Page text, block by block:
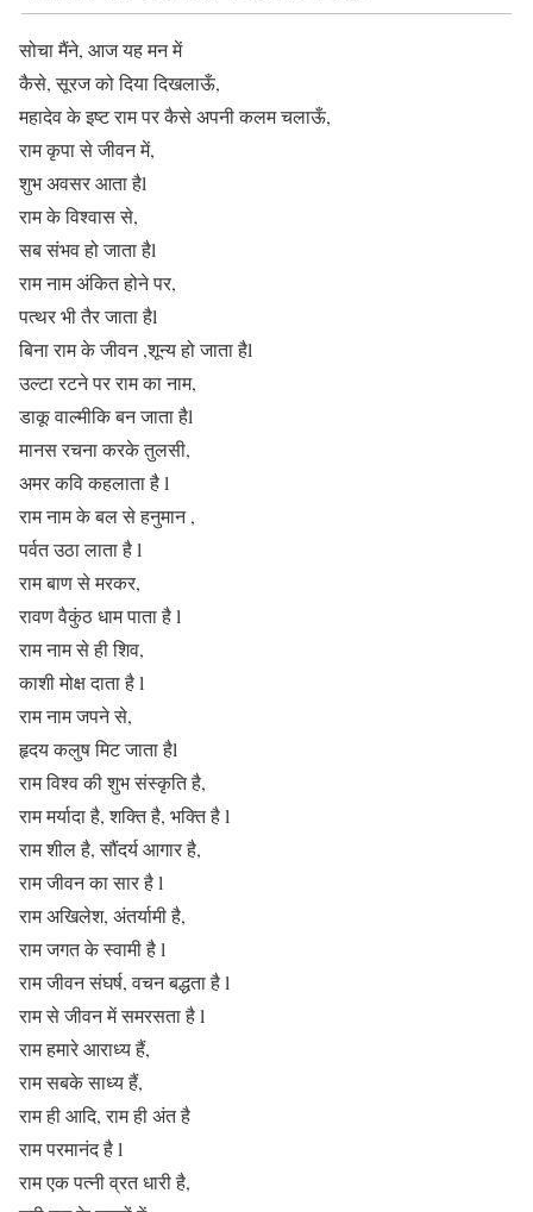
सोचा मैंने, आज यह मन में
कैसे, सूरज को दिया दिखलाऊँ,
महादेव के इष्ट राम पर कैसे अपनी कलम चलाऊँ,
राम कृपा से जीवन में,
शुभ अवसर आता हैl
राम के विश्वास से,
सब संभव हो जाता हैl
राम नाम अंकित होने पर,
पत्थर भी तैर जाता हैl
बिना राम के जीवन ,शून्य हो जाता हैl
उल्टा रटने पर राम का नाम,
डाकू वाल्मीकि बन जाता हैl
मानस रचना करके तुलसी,
अमर कवि कहलाता है l
राम नाम के बल से हनुमान ,
पर्वत उठा लाता है l
राम बाण से मरकर,
रावण वैकुंठ धाम पाता है l
राम नाम से ही शिव,
काशी मोक्ष दाता है l
राम नाम जपने से,
हृदय कलुष मिट जाता हैl
राम विश्व की शुभ संस्कृति है,
राम मर्यादा है, शक्ति है, भक्ति है l
राम शील है, सौंदर्य आगार है,
राम जीवन का सार है l
राम अखिलेश, अंतर्यामी है,
राम जगत के स्वामी है l
राम जीवन संघर्ष, वचन बद्धता है l
राम से जीवन में समरसता है l
राम हमारे आराध्य हैं,
राम सबके साध्य हैं,
राम ही आदि, राम ही अंत है
राम परमानंद है l
राम एक पत्नी व्रत धारी है,